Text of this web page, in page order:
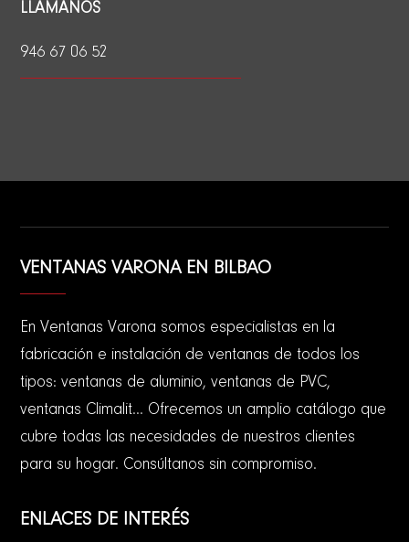
LLÁMANOS
946 67 06 52
VENTANAS VARONA EN BILBAO
En Ventanas Varona somos especialistas en la
fabricación e instalación de ventanas de todos los
tipos: ventanas de aluminio, ventanas de PVC,
ventanas Climalit... Ofrecemos un amplio catálogo que
cubre todas las necesidades de nuestros clientes
para su hogar. Consúltanos sin compromiso.
ENLACES DE INTERÉS